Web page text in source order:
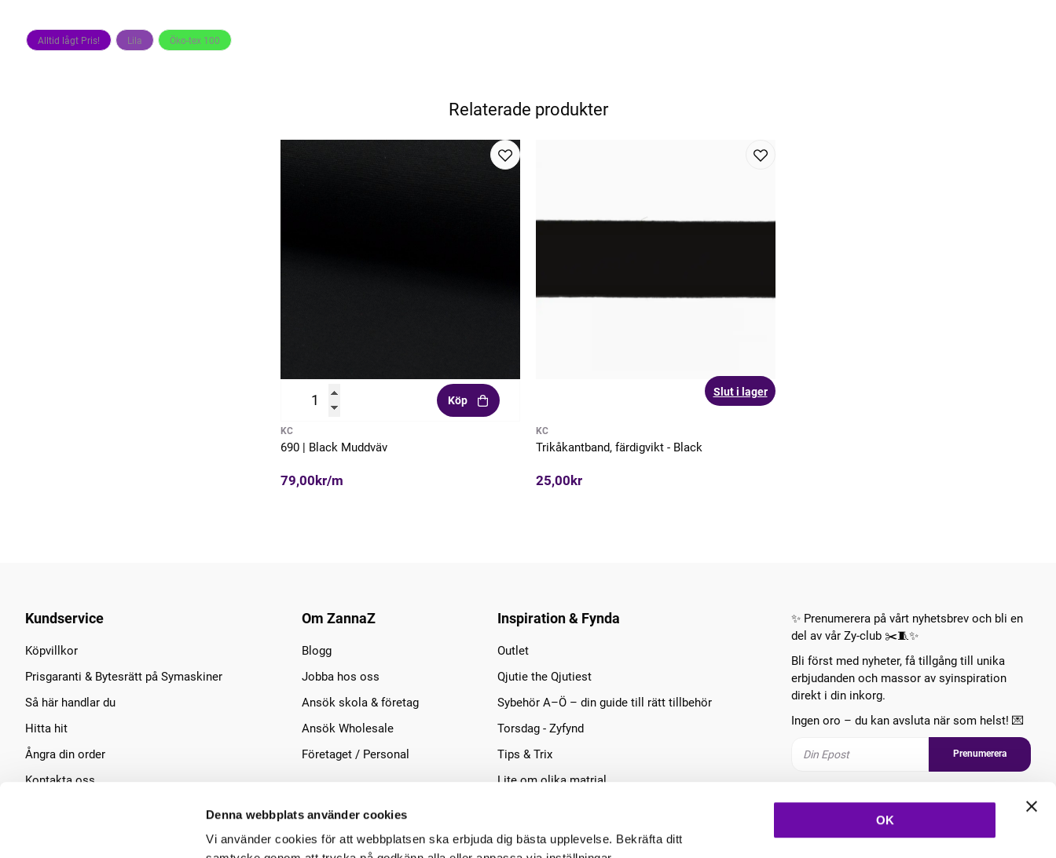
Denna webbplats använder cookies
Vi använder cookies för att webbplatsen ska erbjuda dig bästa upplevelse. Bekräfta ditt
OK
Alltid lågt Pris! Lila Öko-tex 100
Relaterade produkter
Köp
KC
690 | Black Muddväv
79,00kr/m
Slut i lager
KC
Trikåkantband, färdigvikt - Black
25,00kr
Kundservice
Köpvillkor
Prisgaranti & Bytesrätt på Symaskiner
Så här handlar du
Hitta hit
Ångra din order
Kontakta oss
Om ZannaZ
Blogg
Jobba hos oss
Ansök skola & företag
Ansök Wholesale
Företaget / Personal
Inspiration & Fynda
Outlet
Qjutie the Qjutiest
Sybehör A–Ö – din guide till rätt tillbehör
Torsdag - Zyfynd
Tips & Trix
Lite om olika matrial
✨ Prenumerera på vårt nyhetsbrev och bli en
del av vår Zy-club ✂️🧵✨
Bli först med nyheter, få tillgång till unika
erbjudanden och massor av syinspiration
direkt i din inkorg.
Ingen oro – du kan avsluta när som helst! 💌
Prenumerera